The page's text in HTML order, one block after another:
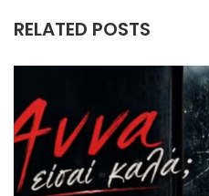
RELATED POSTS